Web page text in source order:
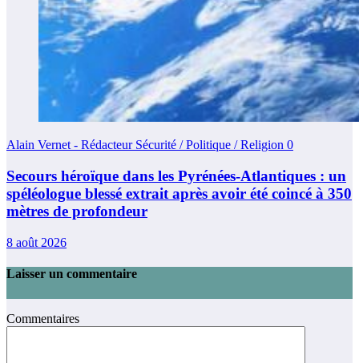
Alain Vernet - Rédacteur Sécurité / Politique / Religion 0
Secours héroïque dans les Pyrénées-Atlantiques : un
spéléologue blessé extrait après avoir été coincé à 350
mètres de profondeur
8 août 2026
Laisser un commentaire
Commentaires